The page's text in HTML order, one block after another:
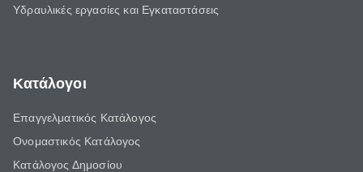
Υδραυλικές εργασίες και Εγκαταστάσεις
Κατάλογοι
Επαγγελματικός Κατάλογος
Ονομαστικός Κατάλογος
Κατάλογος Δημοσίου